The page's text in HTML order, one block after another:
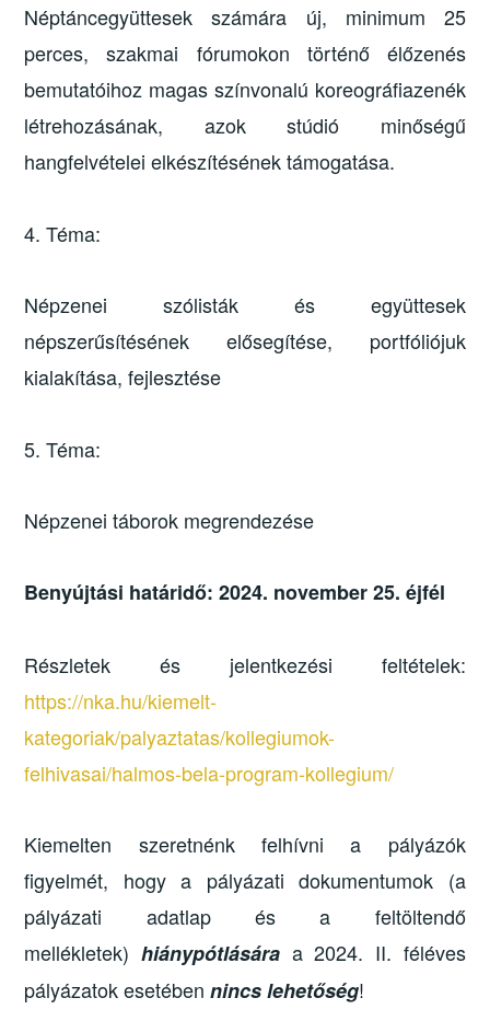
Néptáncegyüttesek számára új, minimum 25
perces, szakmai fórumokon történő élőzenés
bemutatóihoz magas színvonalú koreográfiazenék
létrehozásának, azok stúdió minőségű
hangfelvételei elkészítésének támogatása.
4. Téma:
Népzenei szólisták és együttesek
népszerűsítésének elősegítése, portfóliójuk
kialakítása, fejlesztése
5. Téma:
Népzenei táborok megrendezése
Benyújtási határidő: 2024. november 25. éjfél
Részletek és jelentkezési feltételek:
https://nka.hu/kiemelt-
kategoriak/palyaztatas/kollegiumok-
felhivasai/halmos-bela-program-kollegium/
Kiemelten szeretnénk felhívni a pályázók
figyelmét, hogy a pályázati dokumentumok (a
pályázati adatlap és a feltöltendő
mellékletek)hiánypótlására a 2024. II. féléves
pályázatok esetébennincs lehetőség!